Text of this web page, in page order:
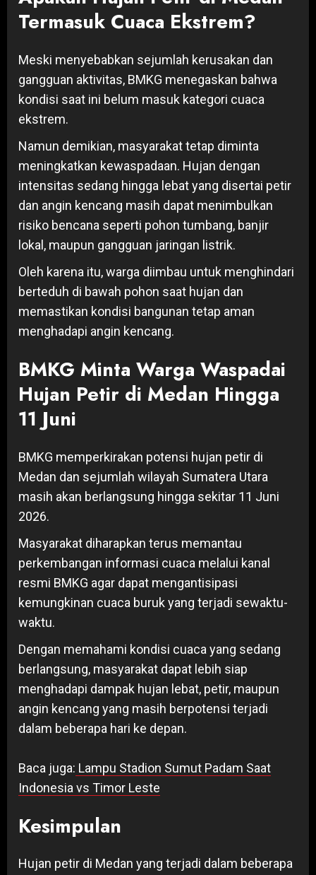
Termasuk Cuaca Ekstrem?
Meski menyebabkan sejumlah kerusakan dan
gangguan aktivitas, BMKG menegaskan bahwa
kondisi saat ini belum masuk kategori cuaca
ekstrem.
Namun demikian, masyarakat tetap diminta
meningkatkan kewaspadaan. Hujan dengan
intensitas sedang hingga lebat yang disertai petir
dan angin kencang masih dapat menimbulkan
risiko bencana seperti pohon tumbang, banjir
lokal, maupun gangguan jaringan listrik.
Oleh karena itu, warga diimbau untuk menghindari
berteduh di bawah pohon saat hujan dan
memastikan kondisi bangunan tetap aman
menghadapi angin kencang.
BMKG Minta Warga Waspadai
Hujan Petir di Medan Hingga
11 Juni
BMKG memperkirakan potensi hujan petir di
Medan dan sejumlah wilayah Sumatera Utara
masih akan berlangsung hingga sekitar 11 Juni
2026.
Masyarakat diharapkan terus memantau
perkembangan informasi cuaca melalui kanal
resmi BMKG agar dapat mengantisipasi
kemungkinan cuaca buruk yang terjadi sewaktu-
waktu.
Dengan memahami kondisi cuaca yang sedang
berlangsung, masyarakat dapat lebih siap
menghadapi dampak hujan lebat, petir, maupun
angin kencang yang masih berpotensi terjadi
dalam beberapa hari ke depan.
Baca juga: Lampu Stadion Sumut Padam Saat
Indonesia vs Timor Leste
Kesimpulan
Hujan petir di Medan yang terjadi dalam beberapa